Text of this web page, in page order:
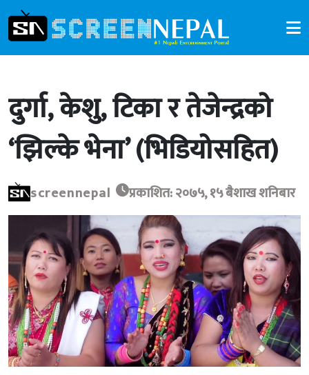
दुर्गा, केशु, टिका र तेजेन्द्रको
‘झिल्के भेना’ (भिडियोसहित)
screennepal प्रकाशित: २०७५, १५ बैशाख शनिबार